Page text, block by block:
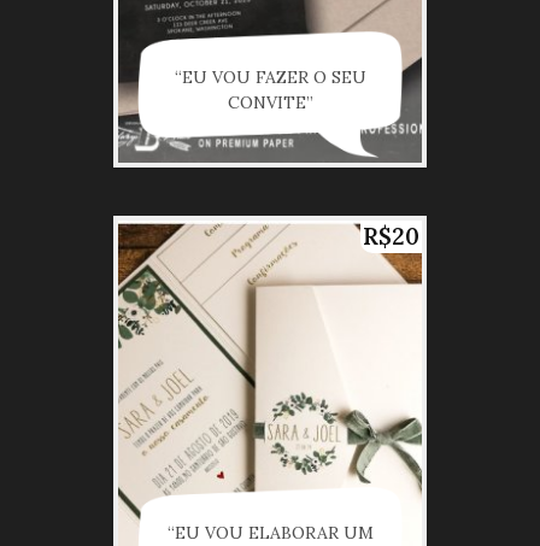
“EU VOU FAZER O SEU
CONVITE”
R$20
“EU VOU ELABORAR UM